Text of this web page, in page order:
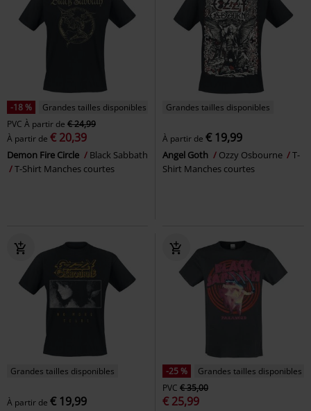
-18 %
Grandes tailles disponibles
PVC À partir de € 24,99
À partir de € 20,39
Demon Fire Circle
Black Sabbath
T-Shirt Manches courtes
Grandes tailles disponibles
À partir de € 19,99
Angel Goth Ozzy Osbourne
T-
Shirt Manches courtes
Grandes tailles disponibles
À partir de € 19,99
-25 %
Grandes tailles disponibles
PVC € 35,00
€ 25,99